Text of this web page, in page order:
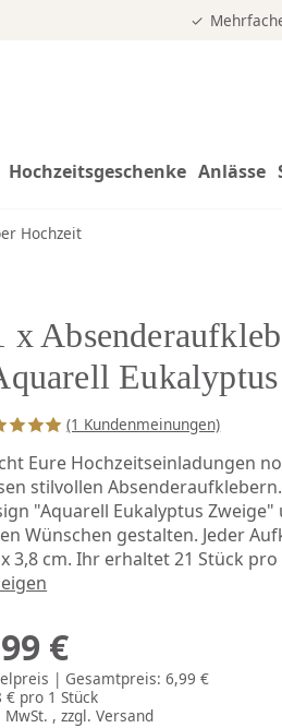
Hochzeitsgeschenke Anlässe
Hochzeit
x
(1 Kundenmeinungen)
Eure Hochzeitseinladungen
stilvollen
"Aquarell Eukalyptus Zweige"
Wünschen gestalten. Jeder
3,8 cm. Ihr erhaltet 21 Stück
€
| Gesamtpreis:6,99 €
€ pro 1 Stück
MwSt. , zzgl.Versand